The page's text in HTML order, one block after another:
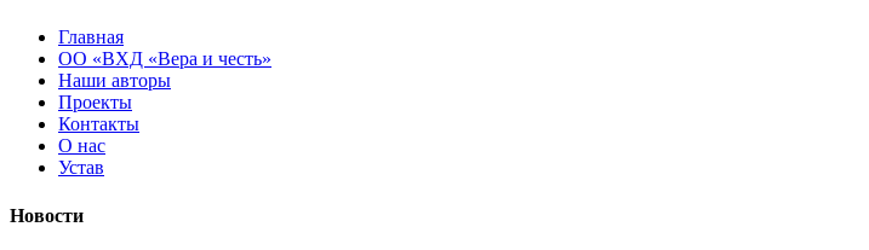
Главная
ОО «ВХД «Вера и честь»
Наши авторы
Проекты
Контакты
О нас
Устав
Новости